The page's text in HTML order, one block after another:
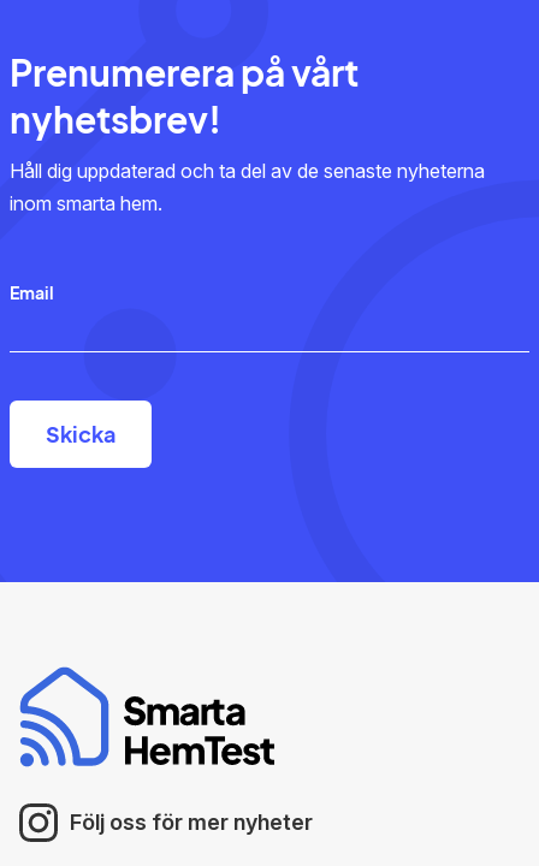
Prenumerera på vårt
nyhetsbrev!
Håll dig uppdaterad och ta del av de senaste nyheterna
inom smarta hem.
Email
Följ oss för mer nyheter